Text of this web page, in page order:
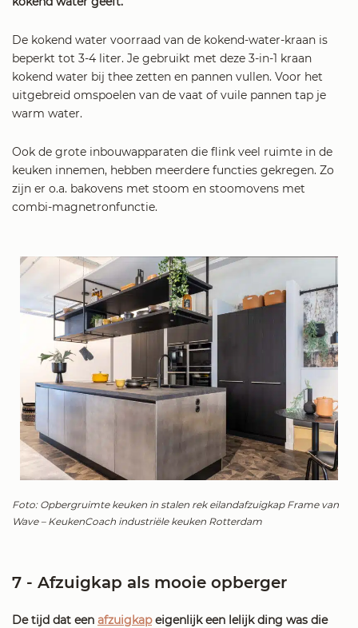
De kokend water voorraad van de kokend-water-kraan is
beperkt tot 3-4 liter. Je gebruikt met deze 3-in-1 kraan
kokend water bij thee zetten en pannen vullen. Voor het
uitgebreid omspoelen van de vaat of vuile pannen tap je
warm water.
Ook de grote inbouwapparaten die flink veel ruimte in de
keuken innemen, hebben meerdere functies gekregen. Zo
zijn er o.a. bakovens met stoom en stoomovens met
combi-magnetronfunctie.
Foto: Opbergruimte keuken in stalen rek eilandafzuigkap Frame van
Wave – KeukenCoach industriële keuken Rotterdam
7 - Afzuigkap als mooie opberger
De tijd dat een afzuigkapeigenlijk een lelijk ding was die